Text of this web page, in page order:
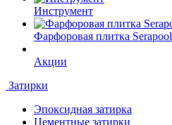
Инструмент
Фарфоровая плитка Serapool
Акции
Затирки
Эпоксидная затирка
Цементные затирки